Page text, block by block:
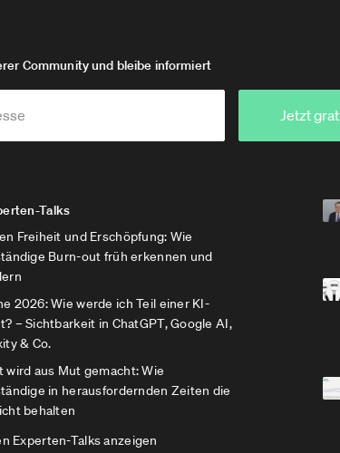
Community und bleibe informiert
Jetzt
Talks
Freiheit und Erschöpfung: Wie
Burn-out früh erkennen und
2026: Wie werde ich Teil einer KI-
– Sichtbarkeit in ChatGPT, Google AI,
& Co.
wird aus Mut gemacht: Wie
in herausfordernden Zeiten die
behalten
Experten-Talks anzeigen